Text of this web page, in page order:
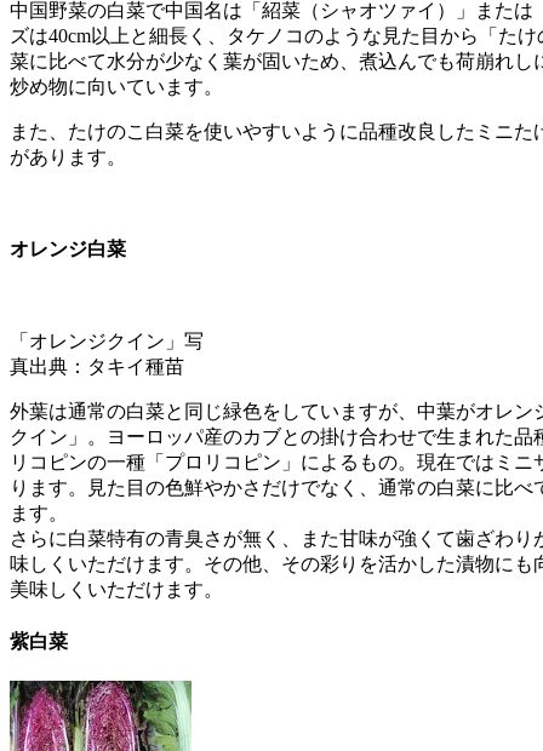
中国野菜の白菜で中国名は「紹菜（シャオツァイ）」また
ズは40cm以上と細長く、タケノコのような見た目から「た
菜に比べて水分が少なく葉が固いため、煮込んでも荷崩れ
炒め物に向いています。
また、たけのこ白菜を使いやすいように品種改良したミニ
があります。
オレンジ白菜
「オレンジクイン」写
真出典：タキイ種苗
外葉は通常の白菜と同じ緑色をしていますが、中葉がオレ
クイン」。ヨーロッパ産のカブとの掛け合わせで生まれた
リコピンの一種「プロリコピン」によるもの。現在ではミ
ります。見た目の色鮮やかさだけでなく、通常の白菜に比
ます。
さらに白菜特有の青臭さが無く、また甘味が強くて歯ざわ
味しくいただけます。その他、その彩りを活かした漬物に
美味しくいただけます。
紫白菜